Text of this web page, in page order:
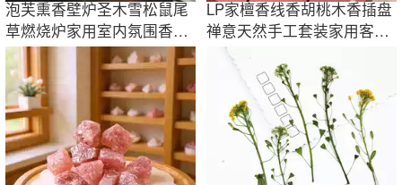
泡芙熏香壁炉圣木雪松鼠尾
草燃烧炉家用室内氛围香薰
炉桌面装饰品
LP家檀香线香胡桃木香插盘
禅意天然手工套装家用客厅
卧室空气清新